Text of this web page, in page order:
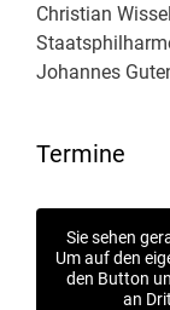
Christian
Johannes
Termine
Sie sehen
Um auf den
den Button
an